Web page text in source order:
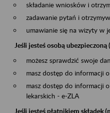
składanie wniosków i
zadawanie pytań i
umawianie się na wizyty w
Jeśli jesteś osobą
możesz sprawdzić swoje
masz dostęp do informacji
masz dostęp do informacji
lekarskich - e-ZLA
Jeśli jesteś płatnikiem składek